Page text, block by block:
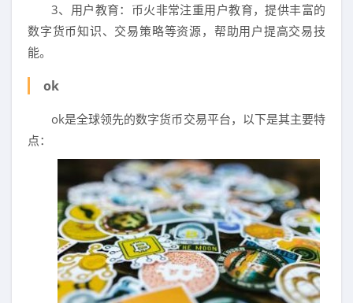
3、用户教育：币火非常注重用户教育，提供丰富的
数字货币知识、交易策略等资源，帮助用户提高交易技
能。
ok
ok是全球领先的数字货币交易平台，以下是其主要特
点：